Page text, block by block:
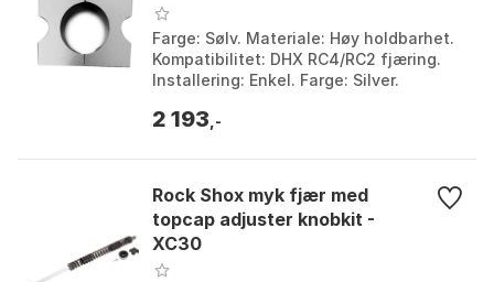
Farge: Sølv. Materiale: Høy holdbarhet.
Kompatibilitet: DHX RC4/RC2 fjæring.
Installering: Enkel. Farge: Silver.
2 193 ,-
Rock Shox myk fjær med
topcap adjuster knobkit -
XC30